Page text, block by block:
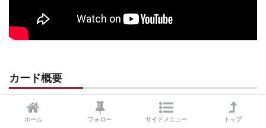
カード概要
ホーム フォロー サイドメニュー トップ